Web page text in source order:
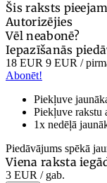
Šis raksts
Autorizējies
Vēl neabonē?
Iepazīšanās
18 EUR 9 EUR /
Abonēt!
Piekļuve
Piekļuve rakstu
1x nedēļā
Piedāvājums spēkā
Viena raksta
3 EUR / gab.